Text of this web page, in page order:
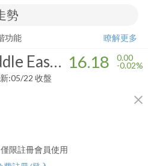
Fund
功能
瞭解更多
WisdomTree Middle East Dividend Fund 16.18 0.00
-0.02%
:05/22 收盤
close
限註冊會員使用